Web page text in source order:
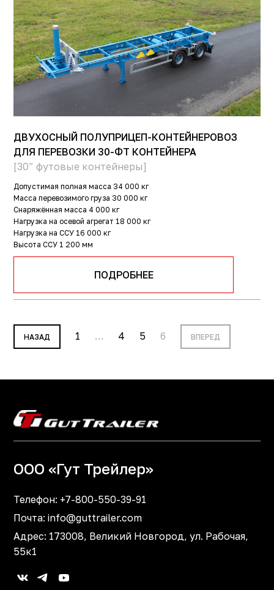
ДВУХОСНЫЙ ПОЛУПРИЦЕП-КОНТЕЙНЕРОВОЗ
ДЛЯ ПЕРЕВОЗКИ 30-ФТ КОНТЕЙНЕРА
[30” футовые контейнеры]
Допустимая полная масса 34 000 кг
Масса перевозимого груза 30 000 кг
Снаряжённая масса 4 000 кг
Нагрузка на осевой агрегат 18 000 кг
Нагрузка на ССУ 16 000 кг
Высота ССУ 1 200 мм
ПОДРОБНЕЕ
НАЗАД 1 … 4 5 6 ВПЕРЕД
ООО «Гут Трейлер»
Телефон: +7-800-550-39-91
Почта:info@guttrailer.com
Адрес: 173008, Великий Новгород, ул. Рабочая,
55к1